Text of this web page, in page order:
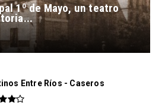
1º de Mayo, un teatro
Entre Ríos - Caseros